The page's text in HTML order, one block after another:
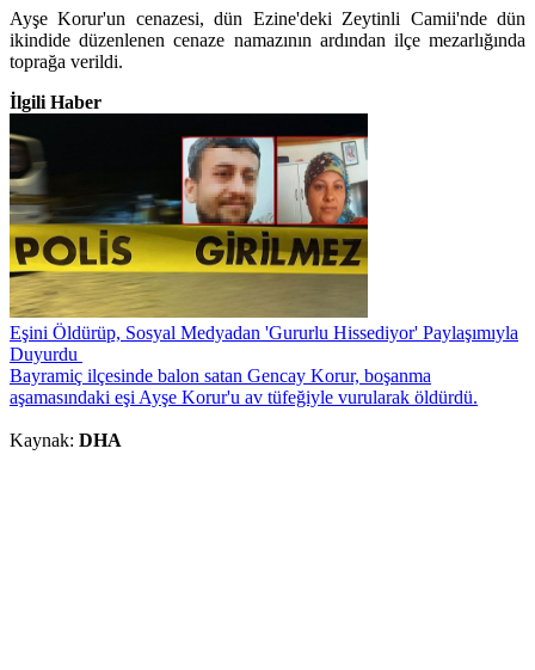
Ayşe Korur'un cenazesi, dün Ezine'deki Zeytinli Camii'nde dün
ikindide düzenlenen cenaze namazının ardından ilçe mezarlığında
toprağa verildi.
İlgili Haber
Eşini Öldürüp, Sosyal Medyadan 'Gururlu Hissediyor' Paylaşımıyla
Duyurdu
Bayramiç ilçesinde balon satan Gencay Korur, boşanma
aşamasındaki eşi Ayşe Korur'u av tüfeğiyle vurularak öldürdü.
Kaynak: DHA